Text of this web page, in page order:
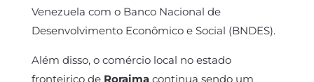
Venezuela com o Banco Nacional de
Desenvolvimento Econômico e Social (BNDES).
Além disso, o comércio local no estado
fronteiriço de Roraimacontinua sendo um